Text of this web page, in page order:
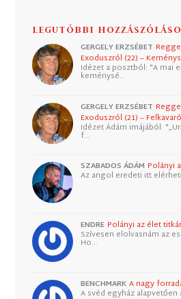
LEGUTÓBBI
GERGELY ERZSÉBET
Exoduszról (22) –
Idézet a posztból: "A mai
keménysé…
GERGELY ERZSÉBET
Exoduszról (21) – Felkavaró
Idézet Ádám imájából:
f…
SZABADOS ÁDÁM Polányi
Az angol eredeti itt
ENDRE Polányi az élet
Szívesen elolvasnám az
Ho…
BENCHMARK A nagy
A svéd egyház